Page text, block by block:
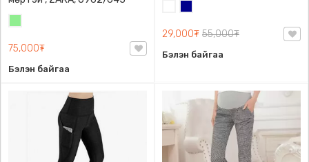
75,000₮
Бэлэн байгаа
29,000₮ 55,000₮
Бэлэн байгаа